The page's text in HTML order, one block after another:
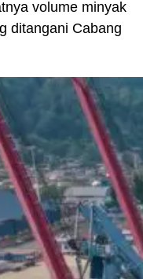
volume minyak
ditangani Cabang